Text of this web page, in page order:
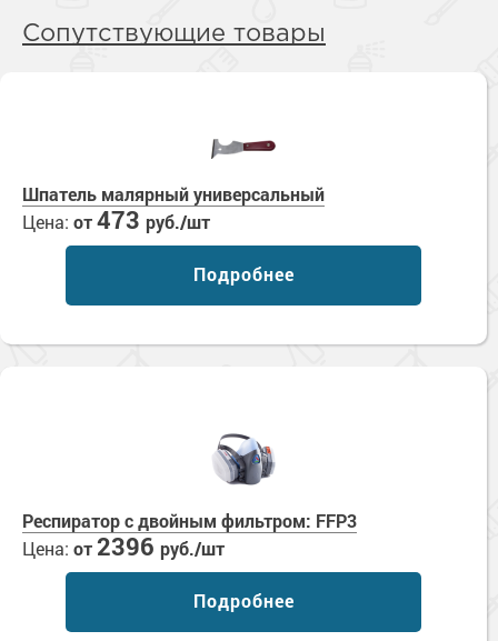
Сопутствующие товары
Шпатель малярный универсальный
Цена: от473 руб./шт
Подробнее
Респиратор с двойным фильтром: FFP3
Цена: от2396 руб./шт
Подробнее